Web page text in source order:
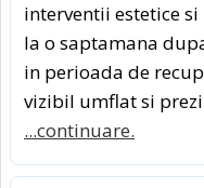
interventii estetice
la o saptamana
in perioada de
vizibil umflat si
...continuare.